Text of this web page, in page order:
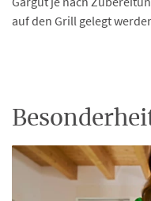
auf den Grill gelegt